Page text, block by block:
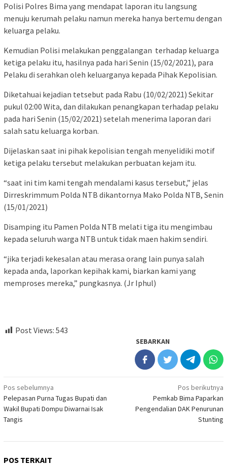
Polisi Polres Bima yang mendapat laporan itu langsung
menuju kerumah pelaku namun mereka hanya bertemu dengan
keluarga pelaku.
Kemudian Polisi melakukan penggalangan terhadap keluarga
ketiga pelaku itu, hasilnya pada hari Senin (15/02/2021), para
Pelaku di serahkan oleh keluarganya kepada Pihak Kepolisian.
Diketahuai kejadian tetsebut pada Rabu (10/02/2021) Sekitar
pukul 02:00 Wita, dan dilakukan penangkapan terhadap pelaku
pada hari Senin (15/02/2021) setelah menerima laporan dari
salah satu keluarga korban.
Dijelaskan saat ini pihak kepolisian tengah menyelidiki motif
ketiga pelaku tersebut melakukan perbuatan kejam itu.
“saat ini tim kami tengah mendalami kasus tersebut,” jelas
Dirreskrimmum Polda NTB dikantornya Mako Polda NTB, Senin
(15/01/2021)
Disamping itu Pamen Polda NTB melati tiga itu mengimbau
kepada seluruh warga NTB untuk tidak maen hakim sendiri.
“jika terjadi kekesalan atau merasa orang lain punya salah
kepada anda, laporkan kepihak kami, biarkan kami yang
memproses mereka,” pungkasnya. (Jr Iphul)
Post Views: 543
SEBARKAN
Navigasi
pos
Pos sebelumnya
Pelepasan Purna Tugas Bupati dan
Wakil Bupati Dompu Diwarnai Isak
Tangis
Pos berikutnya
Pemkab Bima Paparkan
Pengendalian DAK Penurunan
Stunting
POS TERKAIT